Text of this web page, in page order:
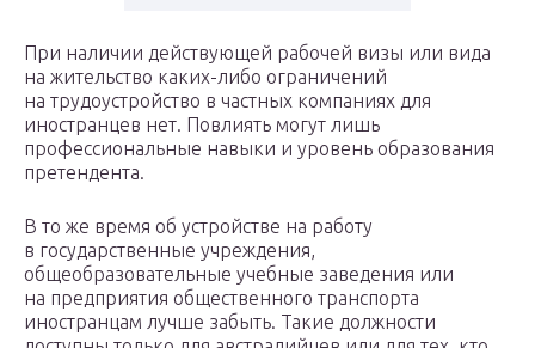
При наличии действующей рабочей визы или вида
на жительство каких-либо ограничений
на трудоустройство в частных компаниях для
иностранцев нет. Повлиять могут лишь
профессиональные навыки и уровень образования
претендента.
В то же время об устройстве на работу
в государственные учреждения,
общеобразовательные учебные заведения или
на предприятия общественного транспорта
иностранцам лучше забыть. Такие должности